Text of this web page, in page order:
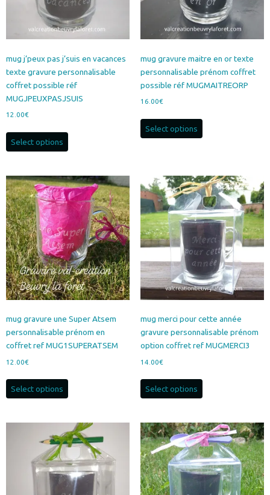
mug j’peux pas j’suis en vacances
texte gravure personnalisable
coffret possible réf
MUGJPEUXPASJSUIS
12.00€
Select options
mug gravure maitre en or texte
personnalisable prénom coffret
possible réf MUGMAITREORP
16.00€
Select options
mug gravure une Super Atsem
personnalisable prénom en
coffret ref MUG1SUPERATSEM
12.00€
Select options
mug merci pour cette année
gravure personnalisable prénom
option coffret ref MUGMERCI3
14.00€
Select options